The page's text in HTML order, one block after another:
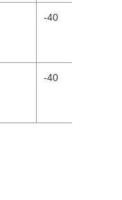
-40
-40